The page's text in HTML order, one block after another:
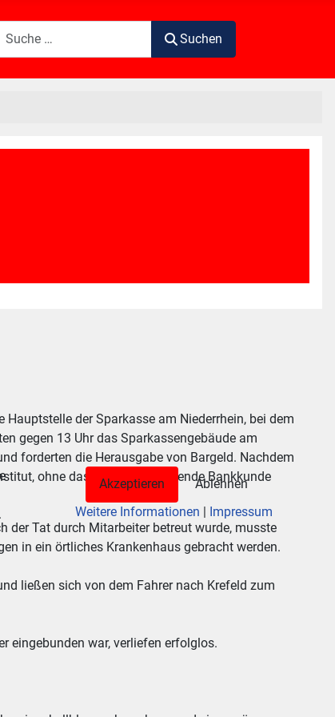
Suchen
der Sparkasse am Niederrhein, bei dem
gegen 13 Uhr das Sparkassengebäude am
forderten die Herausgabe von Bargeld. Nachdem
ohne dass andere anwesende Bankkunde
der Tat durch Mitarbeiter betreut wurde, musste
in ein örtliches Krankenhaus gebracht werden.
ließen sich von dem Fahrer nach Krefeld zum
eingebunden war, verliefen erfolglos.
Akzeptieren
Ablehnen
Weitere Informationen | Impressum